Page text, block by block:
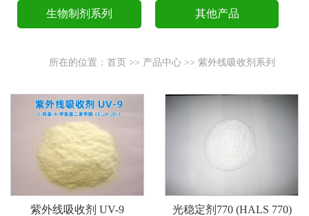
生物制剂系列 其他产品
所在的位置： 首页 >> 产品中心>> 紫外线吸收剂系列
紫外线吸收剂 UV-9 光稳定剂770 (HALS 770)